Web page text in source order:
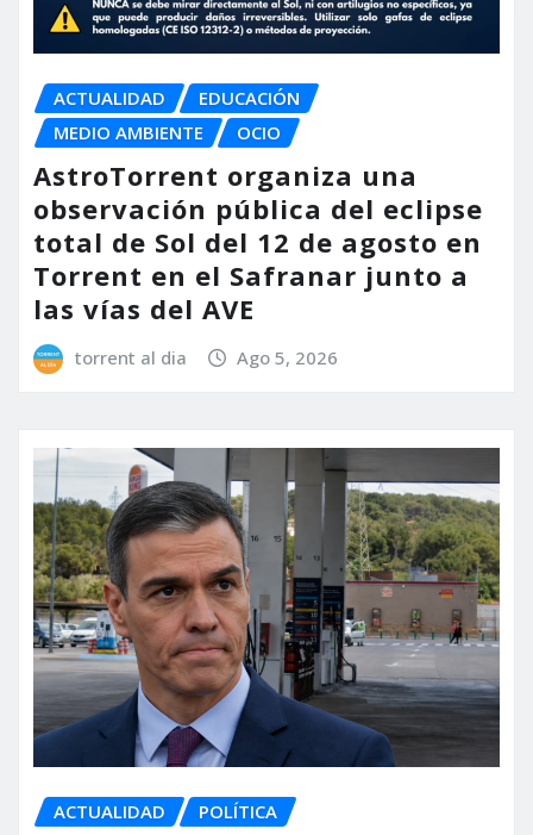
ACTUALIDAD
EDUCACIÓN
MEDIO AMBIENTE
OCIO
AstroTorrent organiza una
observación pública del eclipse
total de Sol del 12 de agosto en
Torrent en el Safranar junto a
las vías del AVE
torrent al dia Ago 5, 2026
ACTUALIDAD POLÍTICA